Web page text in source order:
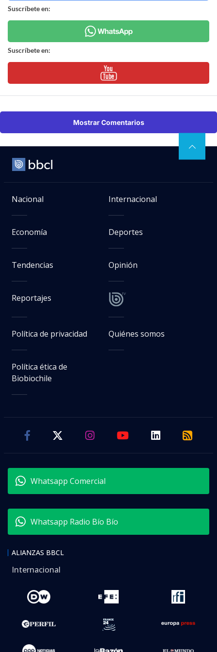
Suscríbete en:
Suscríbete en:
Mostrar Comentarios
Nacional Internacional
Economía Deportes
Tendencias Opinión
Reportajes
Política de privacidad Quiénes somos
Política ética de
Biobiochile
Whatsapp Comercial
Whatsapp Radio Bío Bío
ALIANZAS BBCL
Internacional